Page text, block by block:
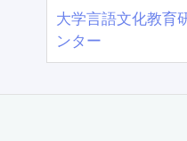
大学言語文化教育
ンター